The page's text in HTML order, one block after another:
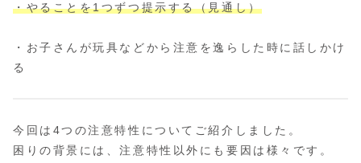
・やることを1つずつ提示する（見通し）
・お子さんが玩具などから注意を逸らした時に話しかけ
る
今回は4つの注意特性についてご紹介しました。
困りの背景には、注意特性以外にも要因は様々です。